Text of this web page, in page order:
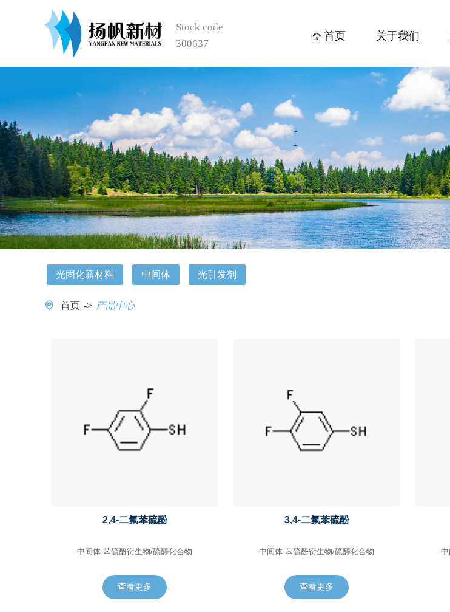
Stock code
300637
首页 关于我们
光固化新材料 中间体 光引发剂
首页 产品中心
2,4-二氟苯硫酚
中间体 苯硫酚衍生物/硫醇化合物
查看更多
3,4-二氟苯硫酚
中间体 苯硫酚衍生物/硫醇化合物
查看更多